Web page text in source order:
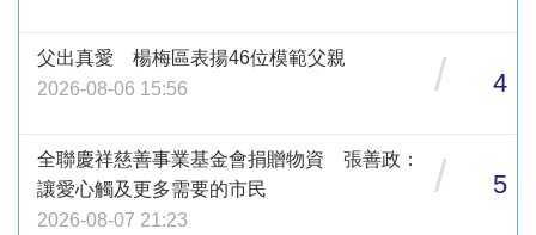
父出真愛 楊梅區表揚46位模範父親
2026-08-06 15:56
/ 4
全聯慶祥慈善事業基金會捐贈物資 張善政：
讓愛心觸及更多需要的市民
2026-08-07 21:23
/ 5